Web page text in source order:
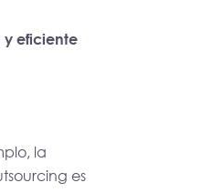
y eficiente
la
es